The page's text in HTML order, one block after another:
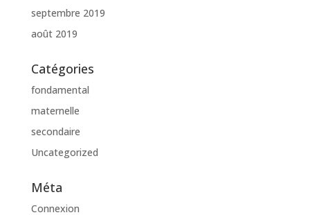
septembre 2019
août 2019
Catégories
fondamental
maternelle
secondaire
Uncategorized
Méta
Connexion